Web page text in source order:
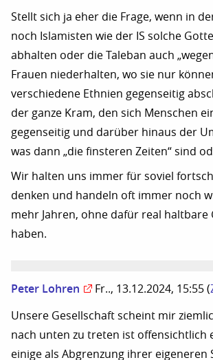
Stellt sich ja eher die Frage, wenn in
noch Islamisten wie der IS solche
abhalten oder die Taleban auch
Frauen niederhalten, wo sie nur
verschiedene Ethnien gegenseitig
der ganze Kram, den sich Menschen
gegenseitig und darüber hinaus der
was dann „die finsteren Zeiten“ sind
Wir halten uns immer für soviel
denken und handeln oft immer noch
mehr Jahren, ohne dafür real haltbare
haben.
Peter Lohren Fr.., 13.12.2024, 15:55 (
Unsere Gesellschaft scheint mir
nach unten zu treten ist offensichtlich
einige als Abgrenzung ihrer eigeneren